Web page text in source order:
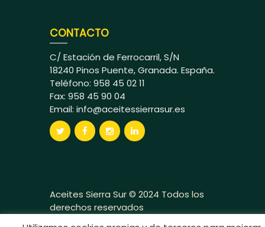
CONTACTO
C/ Estación de Ferrocarril, S/N
18240 Pinos Puente, Granada. España.
Teléfono: 958 45 02 11
Fax: 958 45 90 04
Email: info@aceitessierrasur.es
Aceites Sierra Sur © 2024 Todos los
derechos reservados